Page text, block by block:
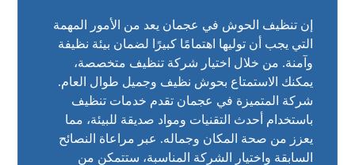
إن تنظيف الحوش في عجمان يعد من الأمور المهمة
التي يجب أن توليها اهتمامًا كبيرًا لضمان بيئة نظيفة
وآمنة. من خلال اختيار شركة تنظيف متخصصة،
يمكنك الاستمتاع بحوش نظيف وجميل طوال العام.
شركة المتميزة في عجمان تقدم خدمات تنظيف
باستخدام أحدث التقنيات ومواد صديقة للبيئة، مما
يعزز من صحة المكان وجماله. عبر مراعاة النصائح
السابقة واختيار الشركة المناسبة، ستتمكن من